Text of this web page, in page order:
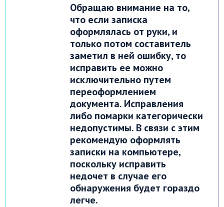
Обращаю внимание на то,
что если записка
оформлялась от руки, и
только потом составитель
заметил в ней ошибку, то
исправить ее можно
исключительно путем
переоформлением
документа. Исправления
либо помарки категорически
недопустимы. В связи с этим
рекомендую оформлять
записки на компьютере,
поскольку исправить
недочет в случае его
обнаружения будет гораздо
легче.